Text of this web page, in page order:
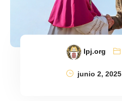
lpj.org
junio 2, 2025